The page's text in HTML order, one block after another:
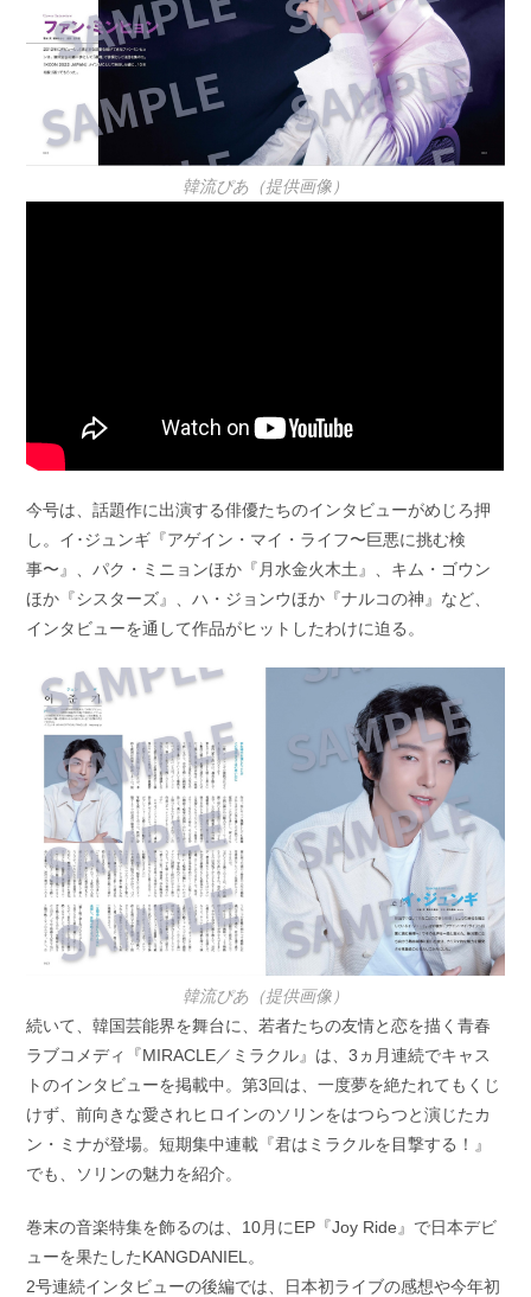
韓流ぴあ（提供画像）
今号は、話題作に出演する俳優たちのインタビューがめじろ押
し。イ･ジュンギ『アゲイン・マイ・ライフ〜巨悪に挑む検
事〜』、パク・ミニョンほか『月水金火木土』、キム・ゴウン
ほか『シスターズ』、ハ・ジョンウほか『ナルコの神』など、
インタビューを通して作品がヒットしたわけに迫る。
韓流ぴあ（提供画像）
続いて、韓国芸能界を舞台に、若者たちの友情と恋を描く青春
ラブコメディ『MIRACLE／ミラクル』は、3ヵ月連続でキャス
トのインタビューを掲載中。第3回は、一度夢を絶たれてもくじ
けず、前向きな愛されヒロインのソリンをはつらつと演じたカ
ン・ミナが登場。短期集中連載『君はミラクルを目撃する！』
でも、ソリンの魅力を紹介。
巻末の音楽特集を飾るのは、10月にEP『Joy Ride』で日本デビ
ューを果たしたKANGDANIEL。
2号連続インタビューの後編では、日本初ライブの感想や今年初